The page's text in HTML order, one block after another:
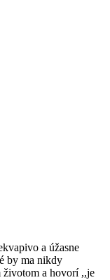
a úžasne
by ma nikdy
životom a hovorí ,,je